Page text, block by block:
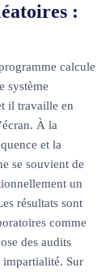
:
calcule
système
il travaille en
À la
et la
se souvient de
un
résultats sont
comme
des audits
impartialité. Sur